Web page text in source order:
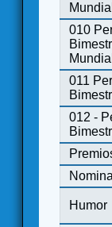
Mundial
010
011
012 -
Humor